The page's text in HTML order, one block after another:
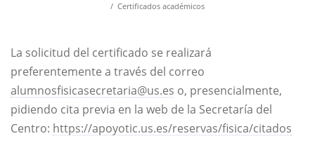
Certificados académicos
La solicitud del certificado se realizará
preferentemente a través del correo
alumnosfisicasecretaria@us.es o, presencialmente,
pidiendo cita previa en la web de la Secretaría del
Centro: https://apoyotic.us.es/reservas/fisica/citados